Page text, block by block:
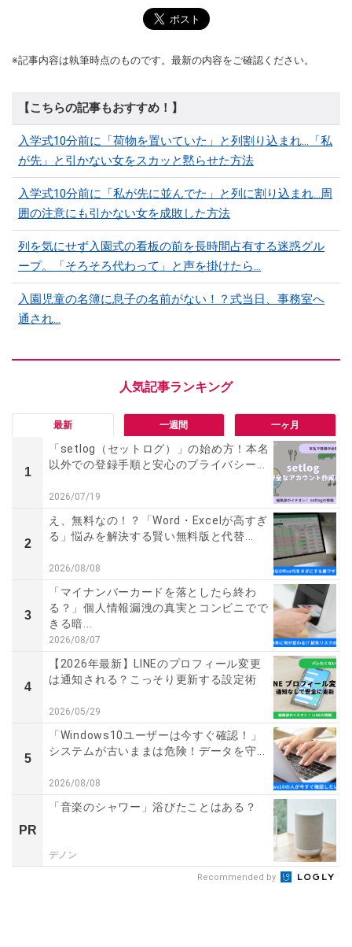
※記事内容は執筆時点のものです。最新の内容をご確認ください。
【こちらの記事もおすすめ！】
入学式10分前に「荷物を置いていた」と列割り込まれ…「私
が先」と引かない女をスカッと黙らせた方法
入学式10分前に「私が先に並んでた」と列に割り込まれ…周
囲の注意にも引かない女を成敗した方法
列を気にせず入園式の看板の前を長時間占有する迷惑グル
ープ。「そろそろ代わって」と声を掛けたら…
入園児童の名簿に息子の名前がない！？式当日、事務室へ
通され…
最新 一週間 一ヶ月
1
「setlog（セットログ）」の始め方！本名
以外での登録手順と安心のプライバシー...
2026/07/19
2
え、無料なの！？「Word・Excelが高すぎ
る」悩みを解決する賢い無料版と代替...
2026/08/08
3
「マイナンバーカードを落としたら終わ
る？」個人情報漏洩の真実とコンビニでで
きる暗...
2026/08/07
4
【2026年最新】LINEのプロフィール変更
は通知される？こっそり更新する設定術
2026/05/29
5
「Windows10ユーザーは今すぐ確認！」
システムが古いままは危険！データを守...
2026/08/08
PR
「音楽のシャワー」浴びたことはある？
デノン
Recommended by